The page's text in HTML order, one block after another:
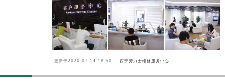
更新于2020-07-14 18:50 西宁劳力士维修服务中心